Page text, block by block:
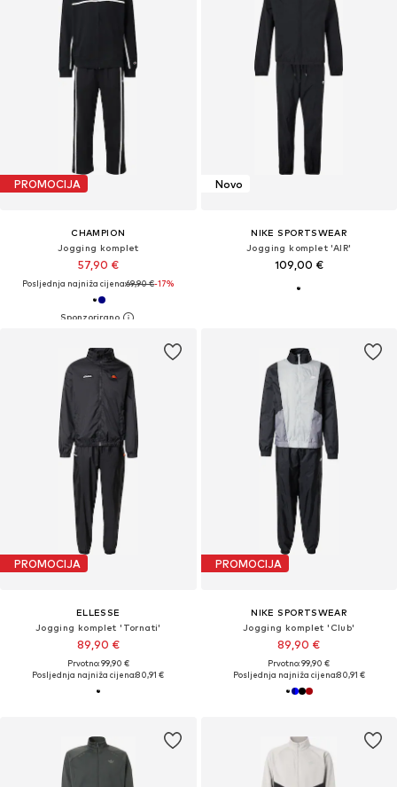
PROMOCIJA
CHAMPION
Jogging komplet
57,90 €
Posljednja najniža cijena:69,90 €-17%
Novo
NIKE SPORTSWEAR
Jogging komplet 'AIR'
109,00 €
PROMOCIJA
ELLESSE
Jogging komplet 'Tornati'
89,90 €
Prvotno: 99,90 €
Posljednja najniža cijena:80,91 €
PROMOCIJA
NIKE SPORTSWEAR
Jogging komplet 'Club'
89,90 €
Prvotno: 99,90 €
Posljednja najniža cijena:80,91 €